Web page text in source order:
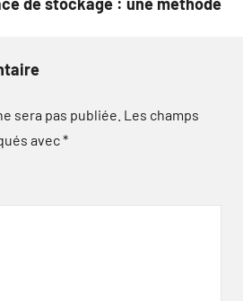
sera pas publiée. Les champs
avec*